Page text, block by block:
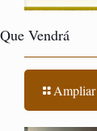
Que Vendrá
Ampliar